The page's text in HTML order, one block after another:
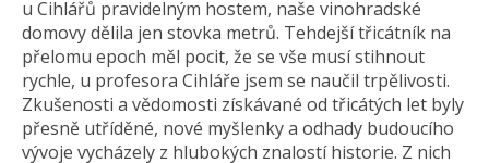
u Cihlářů pravidelným hostem, naše vinohradské
domovy dělila jen stovka metrů. Tehdejší třicátník na
přelomu epoch měl pocit, že se vše musí stihnout
rychle, u profesora Cihláře jsem se naučil trpělivosti.
Zkušenosti a vědomosti získávané od třicátých let byly
přesně utříděné, nové myšlenky a odhady budoucího
vývoje vycházely z hlubokých znalostí historie. Z nich